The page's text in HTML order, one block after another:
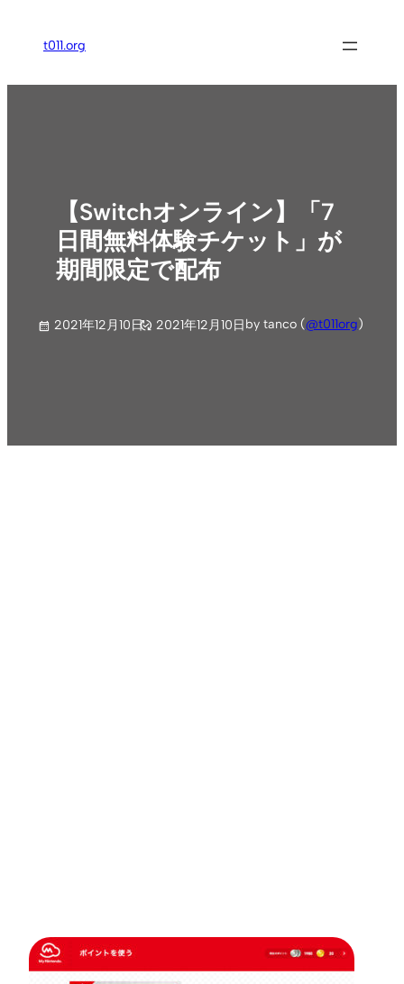
ス
t011.org
【Switchオンライン】「7
日間無料体験チケット」が
期間限定で配布
2021年12月10日 2021年12月10日by tanco (@t011org)